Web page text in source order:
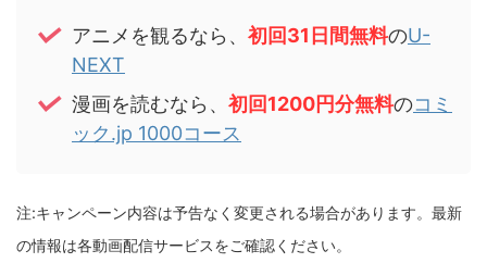
アニメを観るなら、 初回31日間無料のU-
NEXT
漫画を読むなら、 初回1200円分無料のコミ
ック.jp 1000コース
注:キャンペーン内容は予告なく変更される場合があります。最新
の情報は各動画配信サービスをご確認ください。